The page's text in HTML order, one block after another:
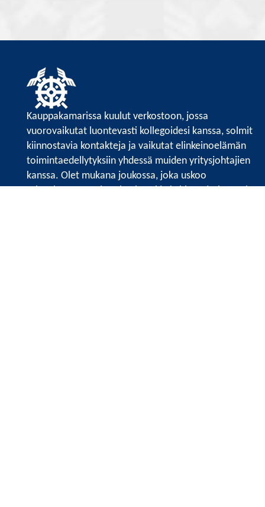
Kauppakamarissa kuulut verkostoon, jossa
vuorovaikutat luontevasti kollegoidesi kanssa, solmit
kiinnostavia kontakteja ja vaikutat elinkeinoelämän
toimintaedellytyksiin yhdessä muiden yritysjohtajien
kanssa. Olet mukana joukossa, joka uskoo